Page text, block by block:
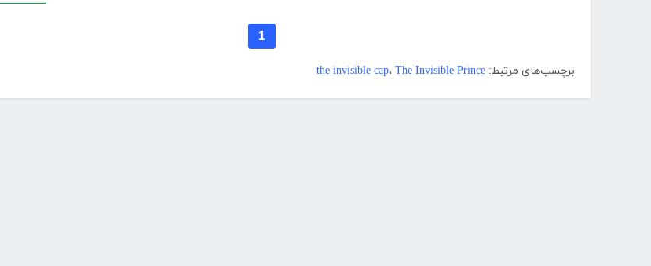
1
برچسب‌های مرتبط: the invisible cap، The Invisible Prince